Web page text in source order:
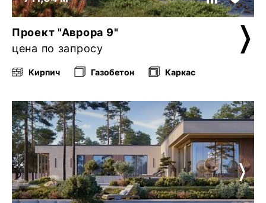
Проект "Аврора 9"
цена по запросу
Кирпич Газобетон Каркас